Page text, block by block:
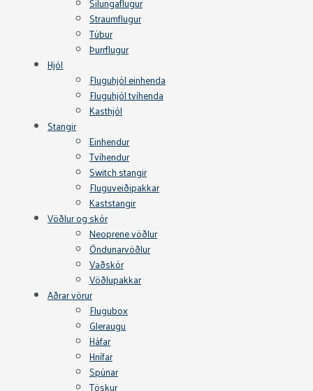
Straumflugur
Túbur
Þurrflugur
Hjól
Fluguhjól einhenda
Fluguhjól tvíhenda
Kasthjól
Stangir
Einhendur
Tvíhendur
Switch stangir
Fluguveiðipakkar
Kaststangir
Vöðlur og skór
Neoprene vöðlur
Öndunarvöðlur
Vaðskór
Vöðlupakkar
Aðrar vörur
Flugubox
Gleraugu
Háfar
Hnífar
Spúnar
Töskur